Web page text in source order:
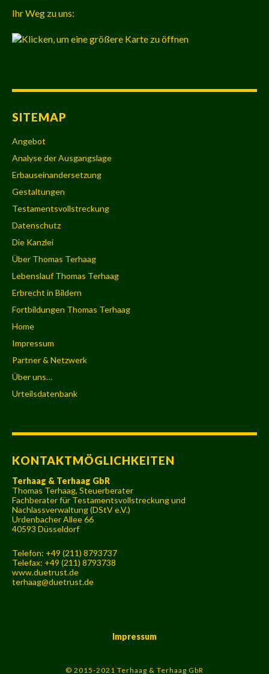
Ihr Weg zu uns:
SITEMAP
Angebot
Analyse der Ausgangslage
Erbauseinandersetzung
Gestaltungen
Testamentsvollstreckung
Datenschutz
Die Kanzlei
Über Thomas Terhaag
Lebenslauf Thomas Terhaag
Erbrecht in Bildern
Fortbildungen Thomas Terhaag
Home
Impressum
Partner & Netzwerk
Über uns…
Urteilsdatenbank
KONTAKTMÖGLICHKEITEN
Terhaag & Terhaag GbR
Thomas Terhaag, Steuerberater
Fachberater für Testamentsvollstreckung und
Nachlassverwaltung (DStV e.V.)
Urdenbacher Allee 66
40593 Düsseldorf
Telefon: +49 (211) 8793737
Telefax: +49 (211) 8793738
www.duetrust.de
terhaag@duetrust.de
Impressum
© 2015-2021 Terhaag & Terhaag GbR